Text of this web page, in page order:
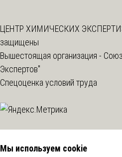
ЦЕНТР ХИМИЧЕСКИХ
защищены
Вышестоящая организация -
Экспертов"
Спецоценка условий труда
Мы используем cookie